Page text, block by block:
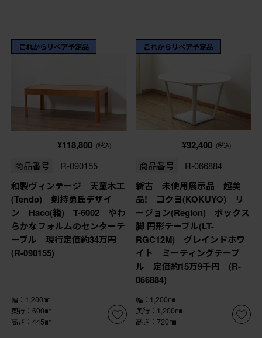
これからリペア予定品
¥118,800 (税込)
商品番号 R-090155
和製ヴィンテージ 天童木工
(Tendo) 剣持勇氏デザイ
ン Haco(箱) T-6002 やわ
らかなフォルムのセンターテ
ーブル 現行定価約34万円
(R-090155)
幅：1,200㎜
奥行：600㎜
高さ：445㎜
これからリペア予定品
¥92,400 (税込)
商品番号 R-066884
新古 未使用展示品 超美
品! コクヨ(KOKUYO) リ
ージョン(Region) ボックス
脚 円形テーブル(LT-
RGC12M) グレインドホワ
イト ミーティングテーブ
ル 定価約15万9千円 (R-
066884)
幅：1,200㎜
奥行：1,200㎜
高さ：720㎜